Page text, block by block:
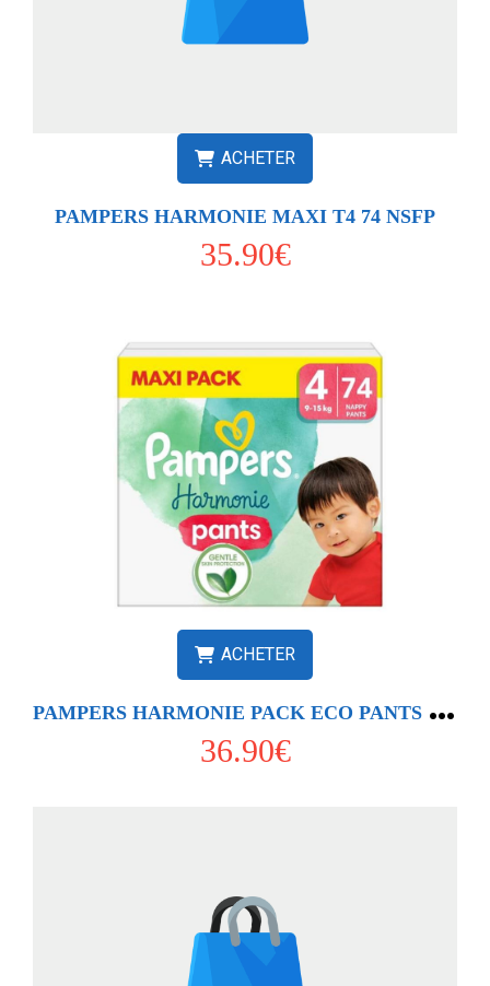
ACHETER
PAMPERS HARMONIE MAXI T4 74 NSFP
35.90€
ACHETER
P
AMPERS HARMONIE PACK ECO PANTS T4 X74
36.90€